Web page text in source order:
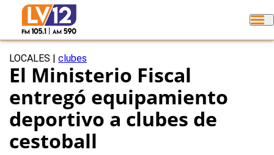
LOCALES clubes
El Ministerio Fiscal
entregó equipamiento
deportivo a clubes de
cestoball